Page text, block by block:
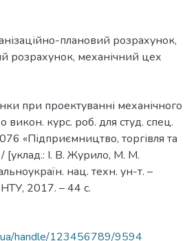
плановий розрахунок,
розрахунок, механічний цех
при проектуванні механічного
викон. курс. роб. для студ. спец.
«Підприємництво, торгівля та
/ [уклад.: І. В. Журило, М. М.
нац. техн. ун-т. –
2017. – 44 с.
handle/123456789/9594